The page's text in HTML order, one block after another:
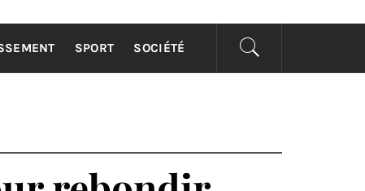
SPORT SOCIÉTÉ